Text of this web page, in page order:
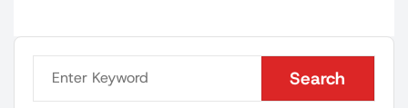
Search
Search